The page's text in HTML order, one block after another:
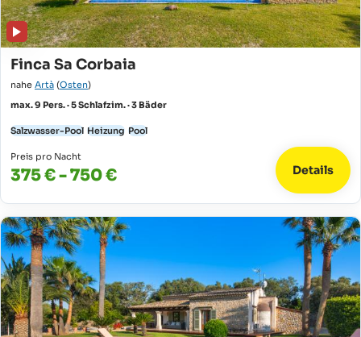
Finca Sa Corbaia
nahe Artà (Osten)
max. 9 Pers. · 5 Schlafzim. · 3 Bäder
Salzwasser-Pool Heizung Pool
Preis pro Nacht
375 € - 750 € Details